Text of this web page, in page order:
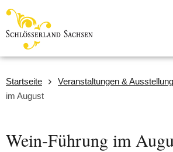
Startseite Veranstaltungen &
im August
Wein-Führung im